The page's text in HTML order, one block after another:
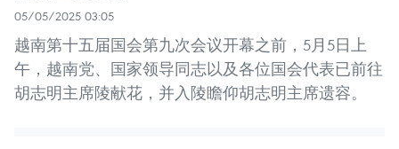
05/05/2025 03:05
越南第十五届国会第九次会议开幕之前，5月5日上
午，越南党、国家领导同志以及各位国会代表已前往
胡志明主席陵献花，并入陵瞻仰胡志明主席遗容。